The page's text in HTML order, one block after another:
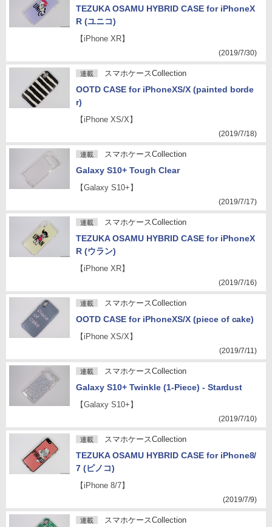
TEZUKA OSAMU HYBRID CASE for iPhoneX
R (ユニコ)
【iPhone XR】
(2019/7/30)
連載 スマホケースCollection
OOTD CASE for iPhoneXS/X (painted borde
r)
【iPhone XS/X】
(2019/7/18)
連載 スマホケースCollection
Galaxy S10+ Tough Clear
【Galaxy S10+】
(2019/7/17)
連載 スマホケースCollection
TEZUKA OSAMU HYBRID CASE for iPhoneX
R (ウラン)
【iPhone XR】
(2019/7/16)
連載 スマホケースCollection
OOTD CASE for iPhoneXS/X (piece of cake)
【iPhone XS/X】
(2019/7/11)
連載 スマホケースCollection
Galaxy S10+ Twinkle (1-Piece) - Stardust
【Galaxy S10+】
(2019/7/10)
連載 スマホケースCollection
TEZUKA OSAMU HYBRID CASE for iPhone8/
7 (ピノコ)
【iPhone 8/7】
(2019/7/9)
連載 スマホケースCollection